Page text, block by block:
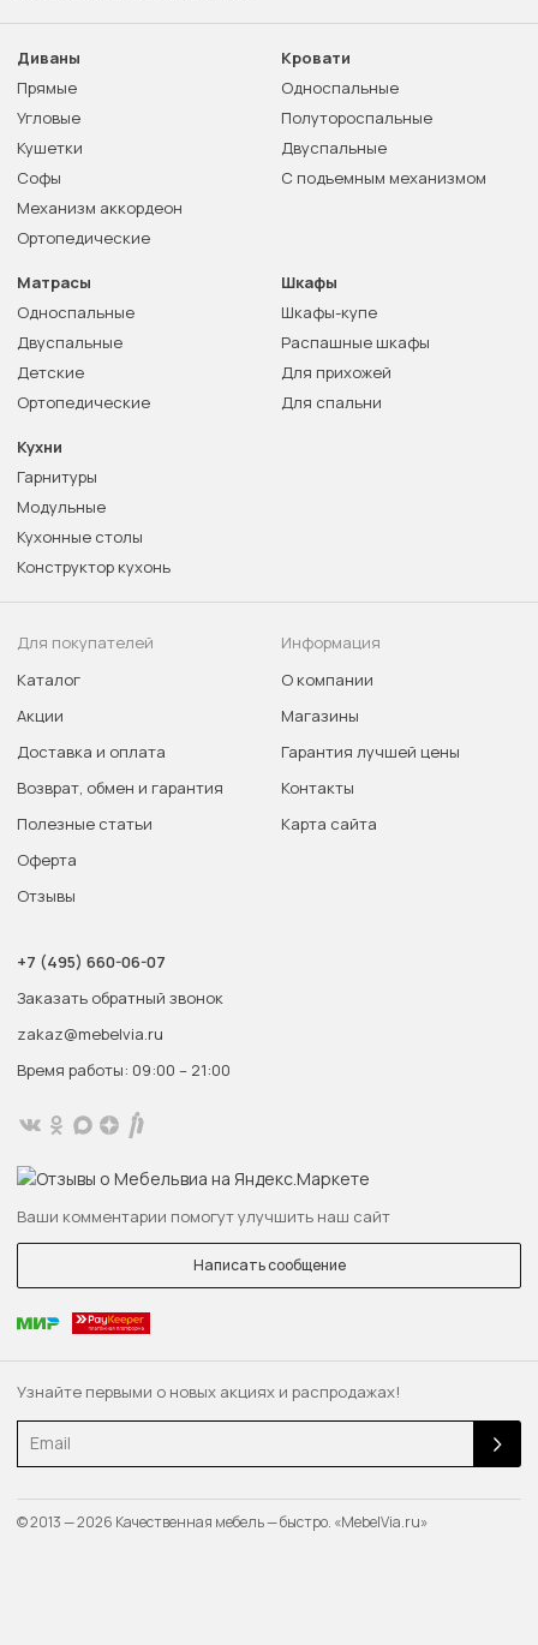
Узнайте первыми о новых акциях и распродажах!
Email
Диваны
Прямые
Угловые
Кушетки
Софы
Механизм аккордеон
Ортопедические
Кровати
Односпальные
Полутороспальные
Двуспальные
С подъемным механизмом
Матрасы
Односпальные
Двуспальные
Детские
Ортопедические
Шкафы
Шкафы-купе
Распашные шкафы
Для прихожей
Для спальни
Кухни
Гарнитуры
Модульные
Кухонные столы
Конструктор кухонь
Для покупателей
Каталог
Акции
Доставка и оплата
Возврат, обмен и гарантия
Полезные статьи
Оферта
Отзывы
Информация
О компании
Магазины
Гарантия лучшей цены
Контакты
Карта сайта
+7 (495) 660-06-07
Заказать обратный звонок
zakaz@mebelvia.ru
Время работы: 09:00 – 21:00
Ваши комментарии помогут улучшить наш сайт
Написать сообщение
© 2013 — 2026 Качественная мебель — быстро. «MebelVia.ru»